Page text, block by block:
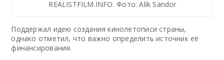
REALISTFILM.INFO. Фото: Alik Sandor
Поддержал идею создания кинолетописи страны,
однако отметил, что важно определить источник её
финансирования.